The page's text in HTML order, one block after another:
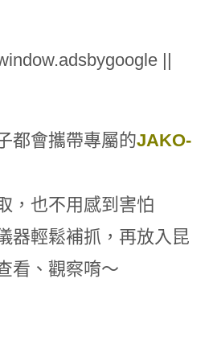
||
都會攜帶專屬的JAKO-
，也不用感到害怕
器輕鬆補抓，再放入昆
看、觀察唷～